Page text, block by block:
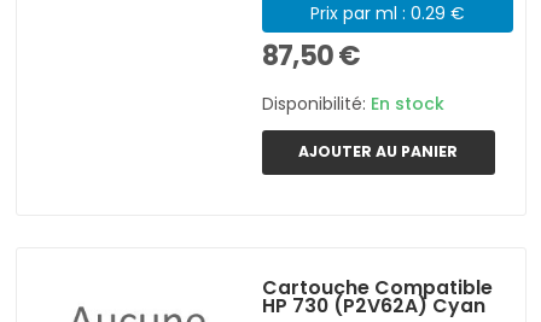
Prix par ml : 0.29 €
87,50 €
Disponibilité: En stock
AJOUTER AU PANIER
Cartouche Compatible
HP 730 (P2V62A) Cyan